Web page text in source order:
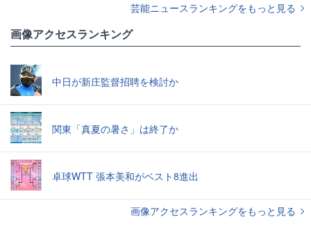
芸能ニュースランキングをもっと見る
画像アクセスランキング
中日が新庄監督招聘を検討か
関東「真夏の暑さ」は終了か
卓球WTT 張本美和がベスト8進出
画像アクセスランキングをもっと見る